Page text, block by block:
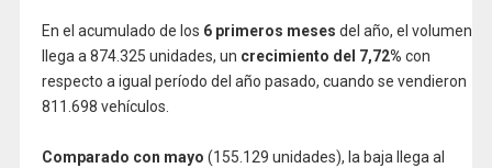
En el acumulado de los 6 primeros meses del año, el volumen
llega a 874.325 unidades, un crecimiento del 7,72% con
respecto a igual período del año pasado, cuando se vendieron
811.698 vehículos.
Comparado con mayo (155.129 unidades), la baja llega al